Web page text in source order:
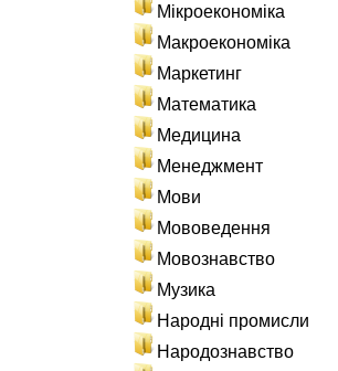
Мікроекономіка
Макроекономіка
Маркетинг
Математика
Медицина
Менеджмент
Мови
Мововедення
Мовознавство
Музика
Народні промисли
Народознавство